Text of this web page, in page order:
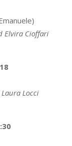
Elvira Cioffari
Locci